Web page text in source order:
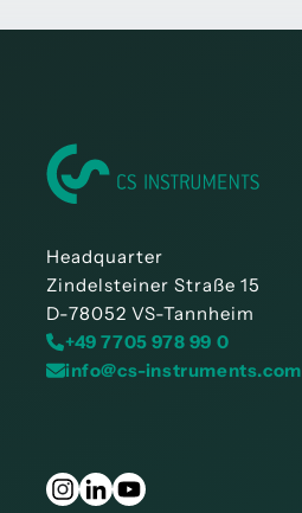
Headquarter
Zindelsteiner Straße 15
D-78052 VS-Tannheim
+49 7705 978 99 0
info@cs-instruments.com